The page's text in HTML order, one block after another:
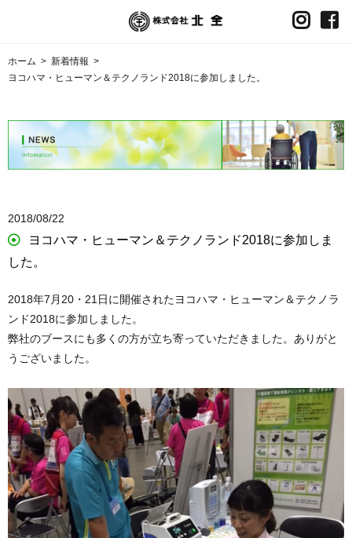
ホーム > 新着情報 >
ヨコハマ・ヒューマン＆テクノランド2018に参加しました。
2018/08/22
ヨコハマ・ヒューマン＆テクノランド2018に参加しま
した。
2018年7月20・21日に開催されたヨコハマ・ヒューマン＆テクノラ
ンド2018に参加しました。
弊社のブースにも多くの方が立ち寄っていただきました。ありがと
うございました。